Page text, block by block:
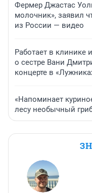
Фермер Джастас
молочник», заявил
из России — видео
Работает в клинике
о сестре Вани
концерте в
«Напоминает
лесу необычный